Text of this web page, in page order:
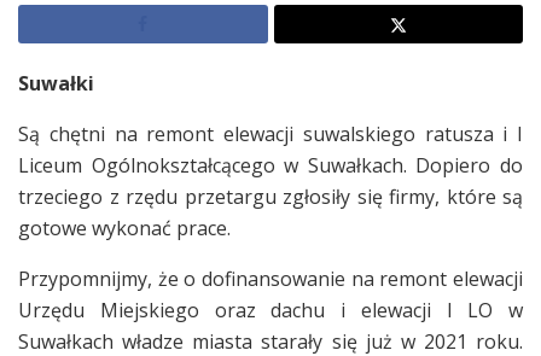
Suwałki
Są chętni na remont elewacji suwalskiego ratusza i I
Liceum Ogólnokształcącego w Suwałkach. Dopiero do
trzeciego z rzędu przetargu zgłosiły się firmy, które są
gotowe wykonać prace.
Przypomnijmy, że o dofinansowanie na remont elewacji
Urzędu Miejskiego oraz dachu i elewacji I LO w
Suwałkach władze miasta starały się już w 2021 roku.